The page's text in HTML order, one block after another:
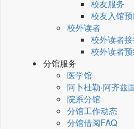
校友服务
校友入馆
校外读者
校外读者
校外读者
分馆服务
医学馆
阿卜杜勒·阿齐兹
院系分馆
分馆工作动态
分馆借阅FAQ